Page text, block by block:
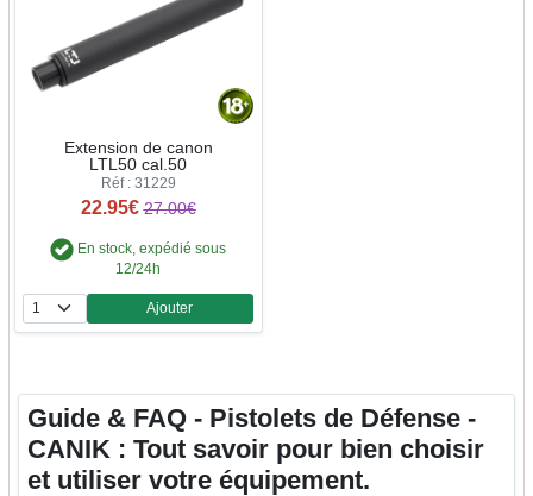
Extension de canon
LTL50 cal.50
Réf : 31229
22.95€ 27.00€
En stock, expédié sous
12/24h
Quantité
Ajouter
Guide & FAQ - Pistolets de Défense -
CANIK : Tout savoir pour bien choisir
et utiliser votre équipement.